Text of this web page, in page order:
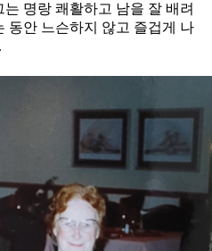
명랑 쾌활하고 남을 잘 배려
동안 느슨하지 않고 즐겁게 나